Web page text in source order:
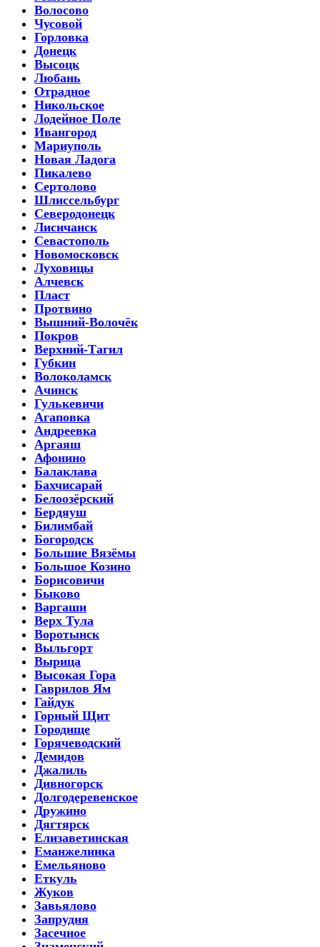
Волосово
Чусовой
Горловка
Донецк
Высоцк
Любань
Отрадное
Никольское
Лодейное Поле
Ивангород
Мариуполь
Новая Ладога
Пикалево
Сертолово
Шлиссельбург
Северодонецк
Лисичанск
Севастополь
Новомосковск
Луховицы
Алчевск
Пласт
Протвино
Вышний-Волочёк
Покров
Верхний-Тагил
Губкин
Волоколамск
Ачинск
Гулькевичи
Агаповка
Андреевка
Аргаяш
Афонино
Балаклава
Бахчисарай
Белоозёрский
Бердяуш
Билимбай
Богородск
Большие Вязёмы
Большое Козино
Борисовичи
Быково
Варгаши
Верх Тула
Воротынск
Выльгорт
Вырица
Высокая Гора
Гаврилов Ям
Гайдук
Горный Щит
Городище
Горячеводский
Демидов
Джалиль
Дивногорск
Долгодеревенское
Дружино
Дягтярск
Елизаветинская
Еманжелинка
Емельяново
Еткуль
Жуков
Завьялово
Запрудня
Засечное